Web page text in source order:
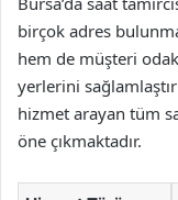
birçok adres
hem de müşteri
yerlerini
hizmet arayan tüm
öne çıkmaktadır.